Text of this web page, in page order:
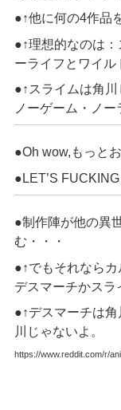
●↑他に何の4作品
●↑理想的なのは
ーライフとワイル
●↑スライムは角川
ノーゲーム・ノー
●Oh wow,もっと
●LET’S
●制作陣が他の異
む・・・
●↑でもそれならカ
デスマーチかスラ
●↑デスマーチは
川じゃないよ。
https://www.reddit.com/r/